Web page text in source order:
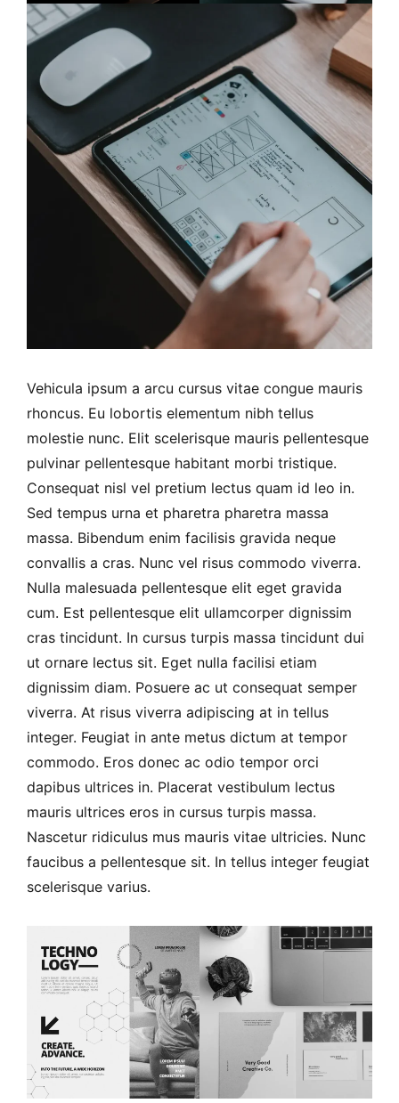
Vehicula ipsum a arcu cursus vitae congue mauris
rhoncus. Eu lobortis elementum nibh tellus
molestie nunc. Elit scelerisque mauris pellentesque
pulvinar pellentesque habitant morbi tristique.
Consequat nisl vel pretium lectus quam id leo in.
Sed tempus urna et pharetra pharetra massa
massa. Bibendum enim facilisis gravida neque
convallis a cras. Nunc vel risus commodo viverra.
Nulla malesuada pellentesque elit eget gravida
cum. Est pellentesque elit ullamcorper dignissim
cras tincidunt. In cursus turpis massa tincidunt dui
ut ornare lectus sit. Eget nulla facilisi etiam
dignissim diam. Posuere ac ut consequat semper
viverra. At risus viverra adipiscing at in tellus
integer. Feugiat in ante metus dictum at tempor
commodo. Eros donec ac odio tempor orci
dapibus ultrices in. Placerat vestibulum lectus
mauris ultrices eros in cursus turpis massa.
Nascetur ridiculus mus mauris vitae ultricies. Nunc
faucibus a pellentesque sit. In tellus integer feugiat
scelerisque varius.